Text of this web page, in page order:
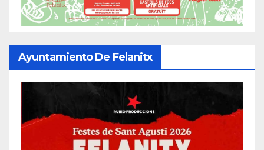
Ayuntamiento De Felanitx